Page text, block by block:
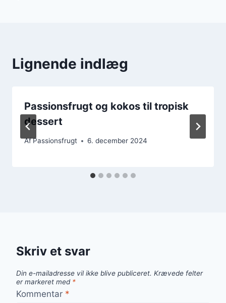
Lignende indlæg
Passionsfrugt og kokos til tropisk
dessert
AfPassionsfrugt 6. december 2024
Skriv et svar
Din e-mailadresse vil ikke blive publiceret. Krævede felter
er markeret med *
Kommentar *